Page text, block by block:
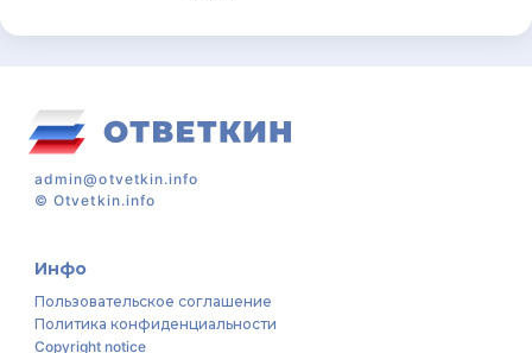
admin@otvetkin.info
©Otvetkin.info
Инфо
Пользовательское соглашение
Политика конфиденциальности
Copyright notice